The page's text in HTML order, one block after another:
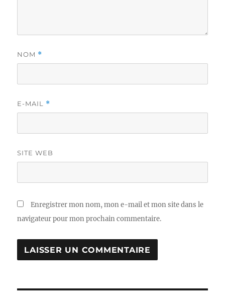
NOM *
E-MAIL *
SITE WEB
Enregistrer mon nom, mon e-mail et mon site dans le
navigateur pour mon prochain commentaire.